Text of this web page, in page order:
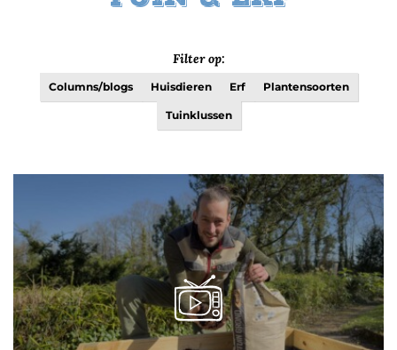
Filter op:
Columns/blogs Huisdieren Erf Plantensoorten
Tuinklussen